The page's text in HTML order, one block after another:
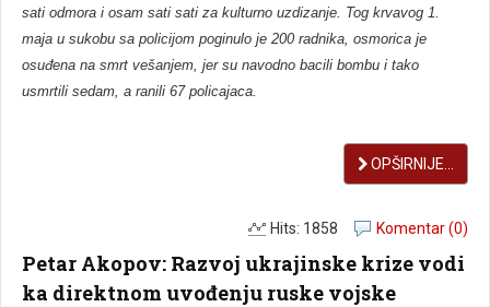
sati odmora i osam sati sati za kulturno uzdizanje. Tog krvavog 1.
maja u sukobu sa policijom poginulo je 200 radnika, osmorica je
osuđena na smrt vešanjem, jer su navodno bacili bombu i tako
usmrtili sedam, a ranili 67 policajaca.
OPŠIRNIJE...
Komentar (0)
Hits: 1858
Petar Akopov: Razvoj ukrajinske krize vodi
ka direktnom uvođenju ruske vojske